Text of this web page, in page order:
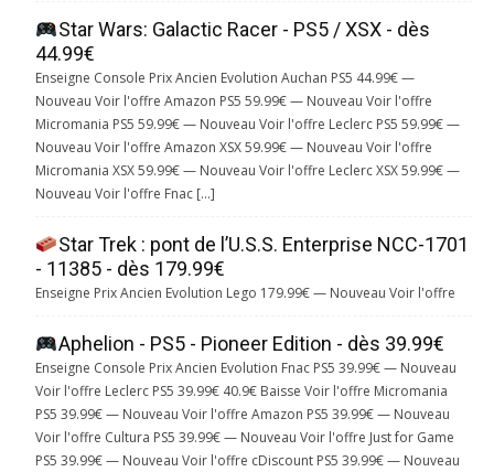
Star Wars: Galactic Racer - PS5 / XSX - dès
44.99€
Enseigne Console Prix Ancien Evolution Auchan PS5 44.99€ —
Nouveau Voir l'offre Amazon PS5 59.99€ — Nouveau Voir l'offre
Micromania PS5 59.99€ — Nouveau Voir l'offre Leclerc PS5 59.99€ —
Nouveau Voir l'offre Amazon XSX 59.99€ — Nouveau Voir l'offre
Micromania XSX 59.99€ — Nouveau Voir l'offre Leclerc XSX 59.99€ —
Nouveau Voir l'offre Fnac […]
Star Trek : pont de l’U.S.S. Enterprise NCC-1701
- 11385 - dès 179.99€
Enseigne Prix Ancien Evolution Lego 179.99€ — Nouveau Voir l'offre
Aphelion - PS5 - Pioneer Edition - dès 39.99€
Enseigne Console Prix Ancien Evolution Fnac PS5 39.99€ — Nouveau
Voir l'offre Leclerc PS5 39.99€ 40.9€ Baisse Voir l'offre Micromania
PS5 39.99€ — Nouveau Voir l'offre Amazon PS5 39.99€ — Nouveau
Voir l'offre Cultura PS5 39.99€ — Nouveau Voir l'offre Just for Game
PS5 39.99€ — Nouveau Voir l'offre cDiscount PS5 39.99€ — Nouveau